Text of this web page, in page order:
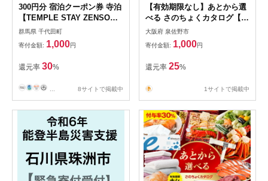
300円分 宿泊クーポン券 寺泊
【TEMPLE STAY ZENSO】
群馬県 千代田町 宿泊施設 バ
ーベキュー 家族 友達 アウト
ドア ペット クーポン コード
癒し 体験 旅行 思い出 群馬
県 千代田町
群馬県 千代田町
寄付金額: 1,000円
還元率 30%
8サイトで掲載中
【有効期限なし】あとから選
べる さのちょくカタログ【泉
佐野市 ふるさとギフト 4000
品以上 高評価 肉 ビール 海鮮
野菜 定期便 タオル ティッシ
ュ 後から カタログギフト あ
とからセレクト】
大阪府 泉佐野市
寄付金額: 1,000円
還元率 25%
1サイトで掲載中